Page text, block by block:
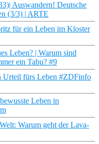
Auswandern! Deutsche
(3/3) | ARTE
für ein Leben im Kloster
Leben? | Warum sind
ein Tabu? #9
Urteil fürs Leben #ZDFinfo
Leben in
Warum geht der Lava-